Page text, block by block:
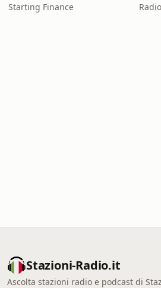
Starting Finance
Stazioni-Radio.it
Ascolta stazioni radio e podcast di